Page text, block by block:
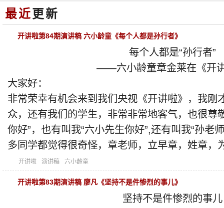
正能量电影 好书推荐
最近更新
开讲啦第84期演讲稿 六小龄童《每个人都是孙行者》
每个人都是“孙行者”
——六小龄童章金莱在《开
大家好：
非常荣幸有机会来到我们央视《开讲啦》，我刚
众，还有我们的学生，非常非常地客气，也很尊
你好”，也有叫我“六小先生你好”,还有叫我“孙老
多同学都觉得很奇怪，章老师，立早章，姓章，
开讲啦 演讲稿 六小龄童
开讲啦第83期演讲稿 廖凡《坚持不是件惨烈的事儿》
坚持不是件惨烈的事儿